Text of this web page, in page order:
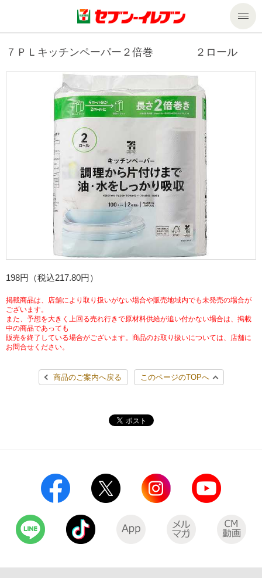
商品のご案内
商品のご案内トップ
今週の新商品
来週の新商品
商品カテゴリ一覧
セブンプレミアム
ギフト
プリペイドカード・金券
ニンテンドー・ダウンロードカード
セール・キャンペーン
サービストップ
nanacoトップ
マルチコピー機でできること
マルチコピー機でできることトップ
コピー
プリント
スキャン
ファクス
スポーツ振興くじ
保険
宅配便
切手・はがき・印紙
セブン銀行ATM
ご利用可能なお支払い方法
レジでApple Accountにチャージ
コインランドリー（店舗限定）
チケットサービス
セブンチケット
チケットぴあ
イープラス
セブン‐イレブンでお受取り
タワーレコード
セブンネットショッピング
停電時のサービス停止のお知らせ
企業情報トップ
ニュースリリース
企業理念
会社概要
貸借対照表・損益計算書
セブン‐イレブンの海外事業
セブン‐イレブンの「商品力」
私たちの取組み
サステナビリティ
サステナビリティトップ
セブン＆アイ・ホールディングスの重点課題
サステナビリティ活動基本方針
サステナビリティ推進体制
GREEN CHALLENGE 2050
サステナビリティレポート
加盟店オーナー募集 物件募集・購入
アルバイト情報
お問い合わせ
简体中文(服务)
한국어(서비스)
ภาษาไทย(บริการ)
７ＰＬキッチンペーパー２倍巻 ２ロール
198円（税込217.80円）
掲載商品は、店舗により取り扱いがない場合や販売地域内でも未発売の場合が
ございます。
また、予想を大きく上回る売れ行きで原材料供給が追い付かない場合は、掲載
中の商品であっても
販売を終了している場合がございます。商品のお取り扱いについては、店舗に
お問合せください。
商品のご案内へ戻る このページのTOPへ